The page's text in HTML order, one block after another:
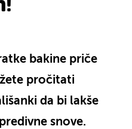
bakine priče
pročitati
da bi lakše
snove.